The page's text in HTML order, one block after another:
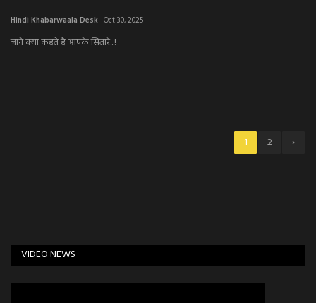
Hindi Khabarwaala Desk Oct 30, 2025
जाने क्या कहते है आपके सितारे...!
1 2 ›
VIDEO NEWS